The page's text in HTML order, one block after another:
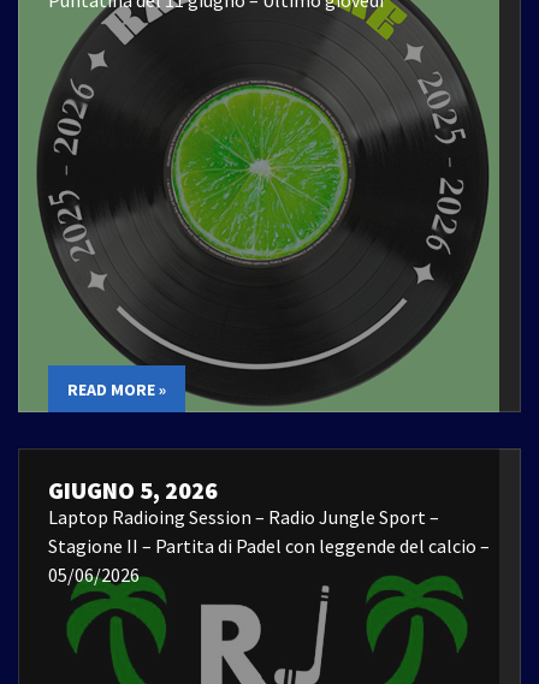
READ MORE »
GIUGNO 5, 2026
Laptop Radioing Session – Radio Jungle Sport –
Stagione II – Partita di Padel con leggende del calcio –
05/06/2026